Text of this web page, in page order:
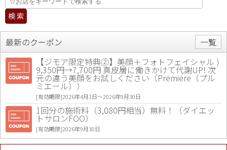
最新のクーポン
一覧
【ジモア限定特典②】美顔＋フォトフェイシャル )
9,350円→7,700円 真皮層に働きかけて代謝UP! 次
元の違う美顔をお試しください（Premiere（プル
ミエール））
[有効期限]2026年4月1日〜2026年9月30日
1回分の施術料（3,080円相当）無料！（ダイエッ
トサロンFOO）
[有効期限]2026年9月30日
値段提示後「ジモア見た」で更に買い取り金額 U